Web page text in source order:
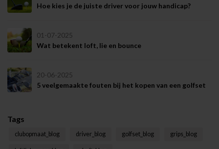
Hoe kies je de juiste driver voor jouw handicap?
01-07-2025
Wat betekent loft, lie en bounce
20-06-2025
5 veelgemaakte fouten bij het kopen van een golfset
Tags
clubopmaat_blog driver_blog golfset_blog grips_blog